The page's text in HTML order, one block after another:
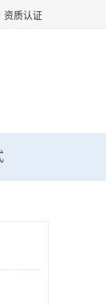
资质认证